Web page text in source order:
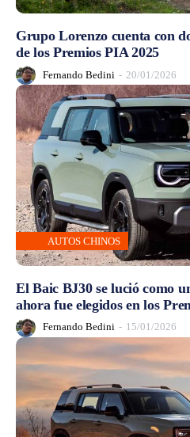
Grupo Lorenzo cuenta con
de los Premios PIA 2025
Fernando Bedini - 20/01/2026
AUTOS CHINOS
El Baic BJ30 se lució como
ahora fue elegidos en los
Fernando Bedini - 15/01/2026